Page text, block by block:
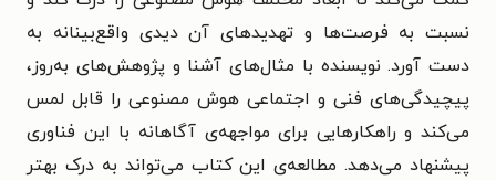
نسبت به فرصت‌ها و تهدیدهای آن دیدی واقع‌بینانه به
دست آورد. نویسنده با مثال‌های آشنا و پژوهش‌های به‌روز،
پیچیدگی‌های فنی و اجتماعی هوش مصنوعی را قابل لمس
می‌کند و راهکارهایی برای مواجهه‌ی آگاهانه با این فناوری
پیشنهاد می‌دهد. مطالعه‌ی این کتاب می‌تواند به درک بهتر